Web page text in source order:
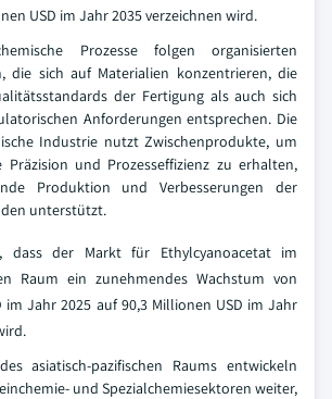
USD im Jahr 2035 verzeichnen wird.
Prozesse folgen organisierten
die sich auf Materialien konzentrieren, die
der Fertigung als auch sich
Anforderungen entsprechen. Die
Industrie nutzt Zwischenprodukte, um
Präzision und Prozesseffizienz zu erhalten,
Produktion und Verbesserungen der
unterstützt.
dass der Markt für Ethylcyanoacetat im
Raum ein zunehmendes Wachstum von
im Jahr 2025 auf 90,3 Millionen USD im Jahr
asiatisch-pazifischen Raums entwickeln
und Spezialchemiesektoren weiter,